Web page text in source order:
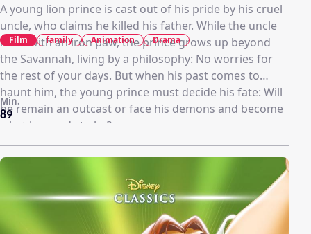
A young lion prince is cast out of his pride by his cruel
uncle, who claims he killed his father. While the uncle
rules with an iron paw, the prince grows up beyond
the Savannah, living by a philosophy: No worries for
the rest of your days. But when his past comes to
haunt him, the young prince must decide his fate: Will
he remain an outcast or face his demons and become
what he needs to be?
89
Min.
Film family Animation Drama